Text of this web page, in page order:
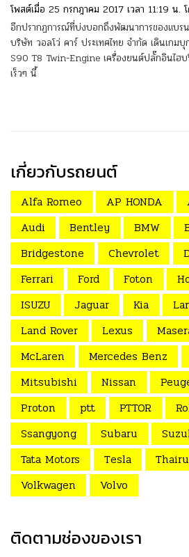
โพสต์เมื่อ 25 กรกฎาคม 2017 เวลา 11:19 น.
อีกปรากฏการณ์ที่บ่งบอกถึงพัฒนาการของแบรน
บริษัท วอลโว่ คาร์ ประเทศไทย จำกัด เดินเกม
S90 T8 Twin-Engine เครื่องยนต์ปลั๊กอินไฮบ
เร็วๆ นี้
เกี่ยวกับรถยนต์
Alfa Romeo AP HONDA
Audi
Bentley BMW
Bridgestone
Chevrolet
Ferrari
Ford Foton
ISUZU
Jaguar Kia
Land Rover
Lexus
McLaren
Mercedes Benz
Mitsubishi
Nissan
Proton
ptt PTTOR
Ssangyong
Subaru
Tata Motors
Tesla
Volkwagen
Volvo
ติดตามช่องของเรา